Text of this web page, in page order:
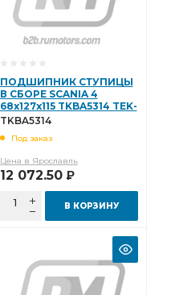
ПОДШИПНИК СТУПИЦЫ
В СБОРЕ SCANIA 4
68x127x115 TKBA5314 TEK-
KOM TKBA5314
TKBA5314
Под заказ
Цена в Ярославль
12 072.50 Р
В КОРЗИНУ